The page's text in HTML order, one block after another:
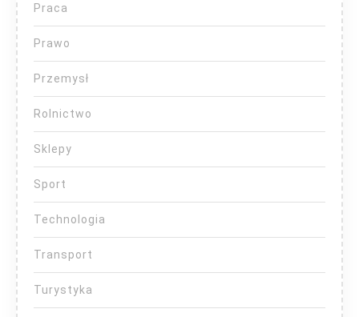
Praca
Prawo
Przemysł
Rolnictwo
Sklepy
Sport
Technologia
Transport
Turystyka